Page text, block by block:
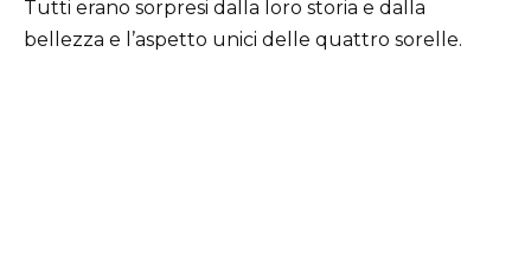
Tutti erano sorpresi dalla loro storia e dalla
bellezza e l’aspetto unici delle quattro sorelle.